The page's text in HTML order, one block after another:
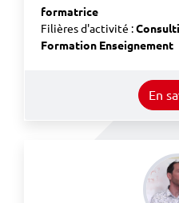
formatrice
Filières d'activité :
Formation Enseignement
En